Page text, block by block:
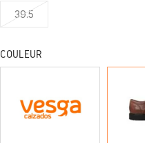
39.5
COULEUR